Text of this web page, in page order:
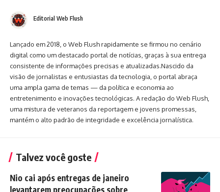
Editorial Web Flush
Lançado em 2018, o Web Flush rapidamente se firmou no cenário
digital como um destacado portal de notícias, graças à sua entrega
consistente de informações precisas e atualizadas.Nascido da
visão de jornalistas e entusiastas da tecnologia, o portal abraça
uma ampla gama de temas — da política e economia ao
entretenimento e inovações tecnológicas. A redação do Web Flush,
uma mistura de veteranos da reportagem e jovens promessas,
mantém o alto padrão de integridade e excelência jornalística.
Talvez você goste
Nio cai após entregas de janeiro
levantarem preocupações sobre